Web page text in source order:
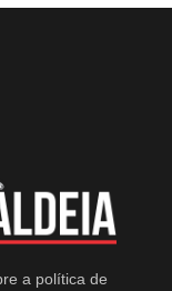
a política de